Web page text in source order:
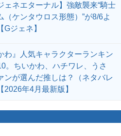
ェネエターナル】強敵襲来“騎士
（ケンタウロス形態）”が8/6よ
Gジェネ】
わ』人気キャラクターランキン
。ちいかわ、ハチワレ、うさ
ンが選んだ推しは？（ネタバレ
2026年4月最新版】